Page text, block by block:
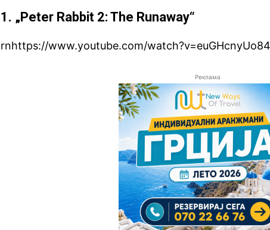
1. „Peter Rabbit 2: The Runaway“
rnhttps://www.youtube.com/
Реклама